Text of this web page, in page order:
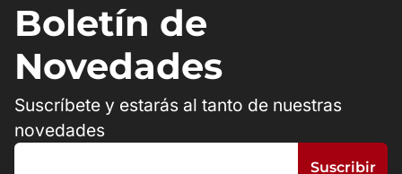
Boletín de
Novedades
Suscríbete y estarás al tanto de nuestras
novedades